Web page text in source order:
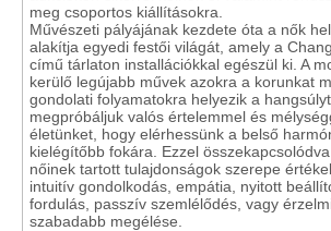
meg csoportos kiállításokra.
Művészeti pályájának kezdete óta a nők
alakítja egyedi festői világát, amely a
című tárlaton installációkkal egészül ki. A
kerülő legújabb művek azokra a korunkat
gondolati folyamatokra helyezik a
megpróbáljuk valós értelemmel és
életünket, hogy elérhessünk a belső
kielégítőbb fokára. Ezzel
nőinek tartott tulajdonságok szerepe
intuitív gondolkodás, empátia, nyitott
fordulás, passzív szemlélődés, vagy
szabadabb megélése.